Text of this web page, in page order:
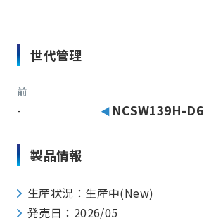
世代管理
前
- NCSW139H-D6
製品情報
生産状況：生産中(New)
発売日：2026/05